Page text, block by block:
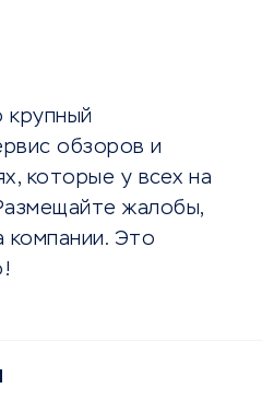
крупный
обзоров и
которые у всех на
жалобы,
компании. Это